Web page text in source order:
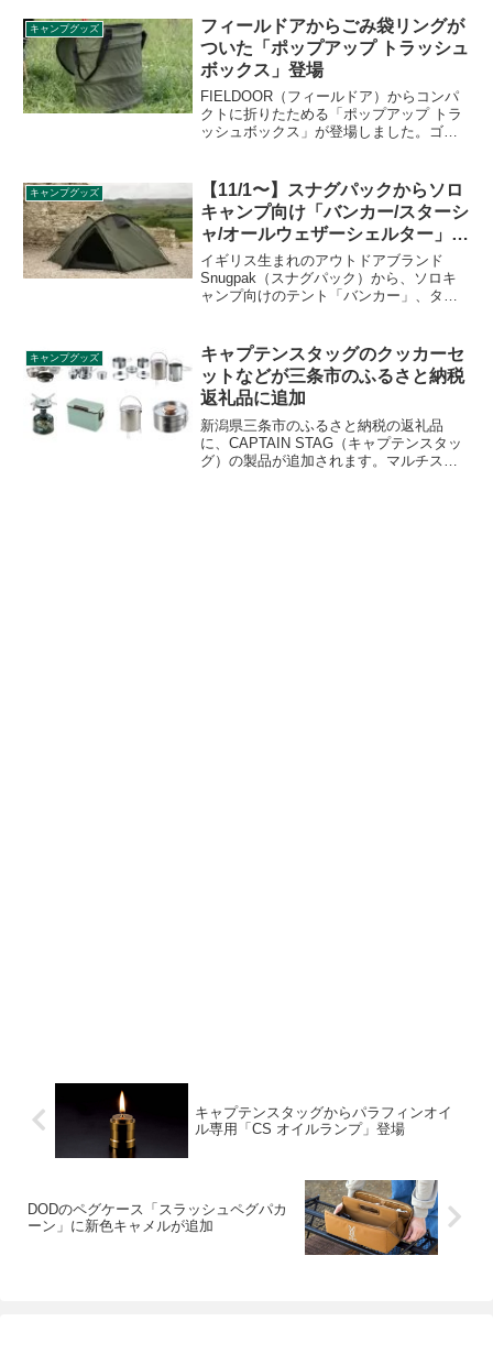
大容量のバッテリーを搭載した2サイズ展
開で、防塵防水ともにより過酷な環境に
耐えるIP65の保護等級を誇ります。詳細
をレビューします。
キャンプグッズ
フィールドアからごみ袋リングが
ついた「ポップアップ トラッシュ
ボックス」登場
FIELDOOR（フィールドア）からコンパ
クトに折りたためる「ポップアップ トラ
ッシュボックス」が登場しました。ゴミ
うです。詳細をレビューします。
キャンプグッズ
【11/1〜】スナグパックからソロ
キャンプ向け「バンカー/スターシ
ャ/オールウェザーシェルター」登
場
イギリス生まれのアウトドアブランド
Snugpak（スナグパック）から、ソロキ
ャンプ向けのテント「バンカー」、ター
11月1日から発売されます。詳細をレビュ
ーします。
キャンプグッズ
キャプテンスタッグのクッカーセ
ットなどが三条市のふるさと納税
返礼品に追加
新潟県三条市のふるさと納税の返礼品
に、CAPTAIN STAG（キャプテンスタッ
グ）の製品が追加されます。マルチステ
キャプテンスタッグからパラフィンオイ
ル専用「CS オイルランプ」登場
DODのペグケース「スラッシュペグパカ
ーン」に新色キャメルが追加